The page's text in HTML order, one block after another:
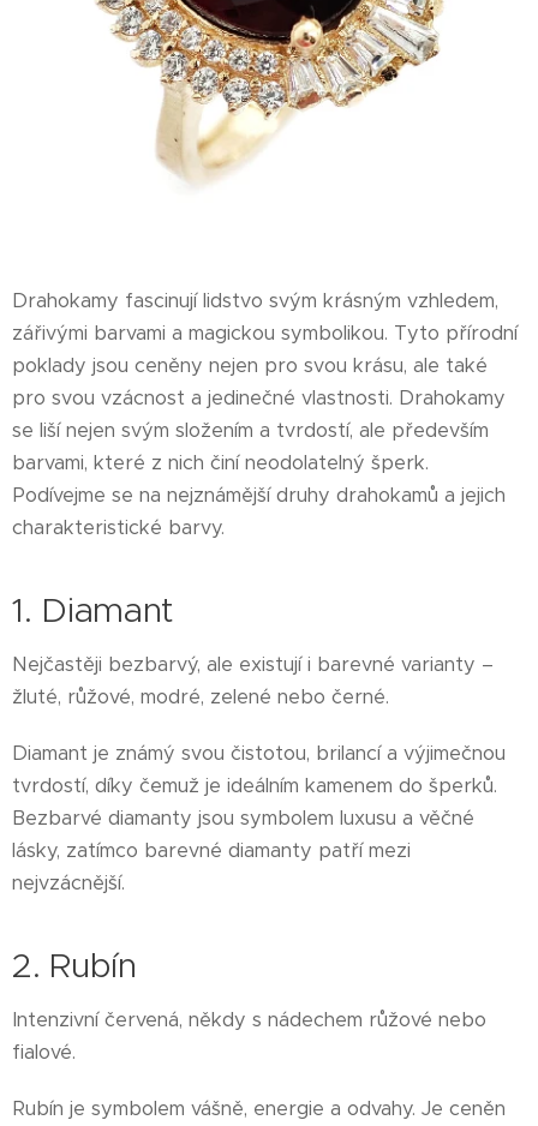
Drahokamy fascinují lidstvo svým krásným vzhledem,
zářivými barvami a magickou symbolikou. Tyto přírodní
poklady jsou ceněny nejen pro svou krásu, ale také
pro svou vzácnost a jedinečné vlastnosti. Drahokamy
se liší nejen svým složením a tvrdostí, ale především
barvami, které z nich činí neodolatelný šperk.
Podívejme se na nejznámější druhy drahokamů a jejich
charakteristické barvy.
1. Diamant
Nejčastěji bezbarvý, ale existují i barevné varianty –
žluté, růžové, modré, zelené nebo černé.
Diamant je známý svou čistotou, brilancí a výjimečnou
tvrdostí, díky čemuž je ideálním kamenem do šperků.
Bezbarvé diamanty jsou symbolem luxusu a věčné
lásky, zatímco barevné diamanty patří mezi
nejvzácnější.
2. Rubín
Intenzivní červená, někdy s nádechem růžové nebo
fialové.
Rubín je symbolem vášně, energie a odvahy. Je ceněn